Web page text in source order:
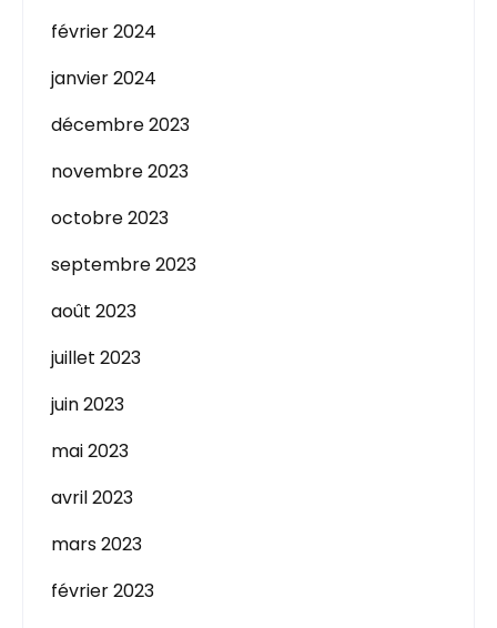
février 2024
janvier 2024
décembre 2023
novembre 2023
octobre 2023
septembre 2023
août 2023
juillet 2023
juin 2023
mai 2023
avril 2023
mars 2023
février 2023